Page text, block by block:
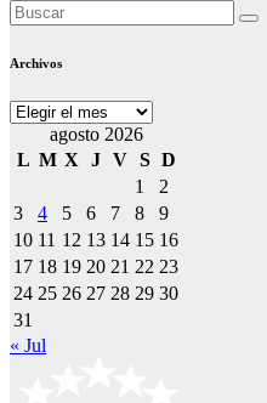
Archivos
Archivos
agosto 2026
L M X J V S D
1
2
3
4 5 6 7 8
9
10 11 12 13 14 15 16
17 18 19 20 21 22 23
24 25 26 27 28 29 30
31
« Jul